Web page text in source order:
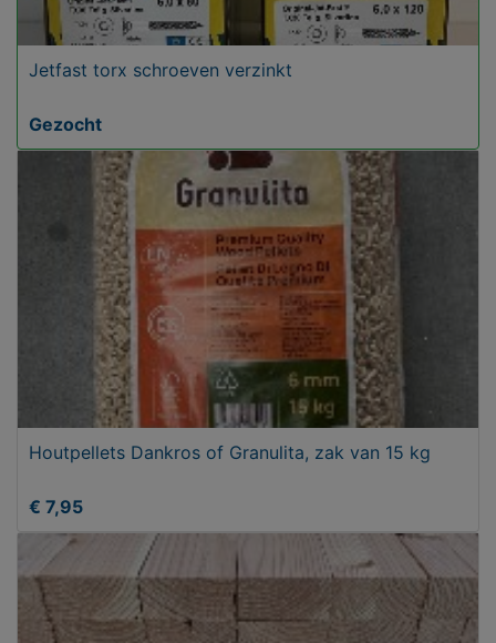
Jetfast torx schroeven verzinkt
Gezocht
Houtpellets Dankros of Granulita, zak van 15 kg
€ 7,95